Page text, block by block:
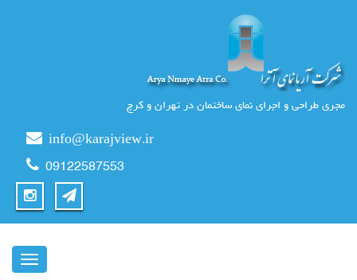
مجری طراحی و اجرای نمای ساختمان در تهران و کرج
info@karajview.ir
09122587553
ناوبری